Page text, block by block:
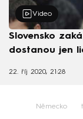
Video
Slovensko
dostanou jen
22. říj 2020, 21:28
Německo